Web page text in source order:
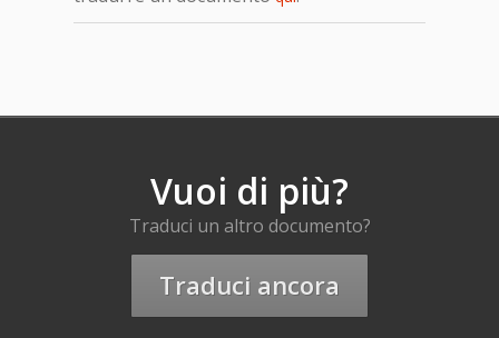
Vuoi di più?
Traduci un altro documento?
Traduci ancora